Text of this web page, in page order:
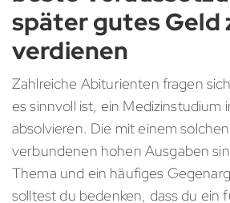
später gutes Geld
verdienen
Zahlreiche Abiturienten fragen
es sinnvoll ist, ein Medizinstudium
absolvieren. Die mit einem
verbundenen hohen Ausgaben
Thema und ein häufiges
solltest du bedenken, dass du ein